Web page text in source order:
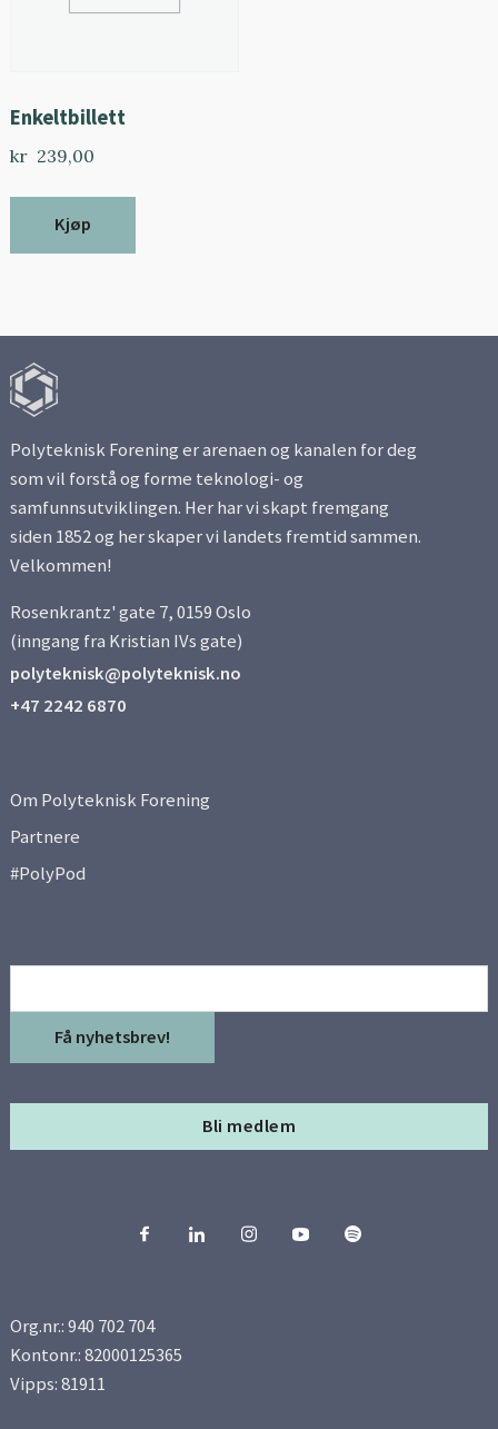
Enkeltbillett
kr 239,00
Kjøp
Polyteknisk Forening er arenaen og kanalen for deg
som vil forstå og forme teknologi- og
samfunnsutviklingen. Her har vi skapt fremgang
siden 1852 og her skaper vi landets fremtid sammen.
Velkommen!
Rosenkrantz' gate 7, 0159 Oslo
(inngang fra Kristian IVs gate)
polyteknisk@polyteknisk.no
+47 2242 6870
Om Polyteknisk Forening
Partnere
#PolyPod
Bli medlem
Få nyhetsbrev!
Org.nr.: 940 702 704
Kontonr.: 82000125365
Vipps: 81911